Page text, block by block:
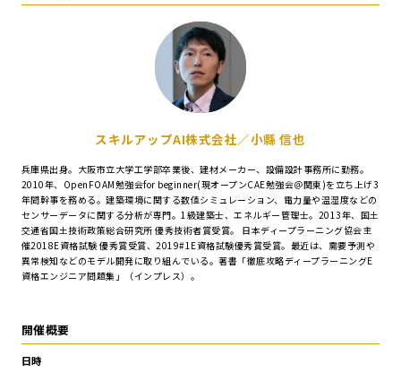
スキルアップAI株式会社／小縣 信也
兵庫県出身。大阪市立大学工学部卒業後、建材メーカー、設備設計事務所に勤務。
2010年、OpenFOAM勉強会for beginner(現オープンCAE勉強会＠関東)を立ち上げ3
年間幹事を務める。建築環境に関する数値シミュレーション、電力量や温湿度などの
センサーデータに関する分析が専門。1級建築士、エネルギー管理士。2013年、国土
交通省国土技術政策総合研究所 優秀技術者賞受賞。 日本ディープラーニング協会主
催2018E資格試験 優秀賞受賞、2019#1E資格試験優秀賞受賞。最近は、需要予測や
異常検知などのモデル開発に取り組んでいる。著書「徹底攻略ディープラーニングE
資格エンジニア問題集」（インプレス）。
開催概要
日時